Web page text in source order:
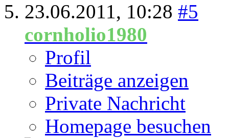
23.06.2011, 10:28 #5
cornholio1980
Profil
Beiträge anzeigen
Private Nachricht
Homepage besuchen